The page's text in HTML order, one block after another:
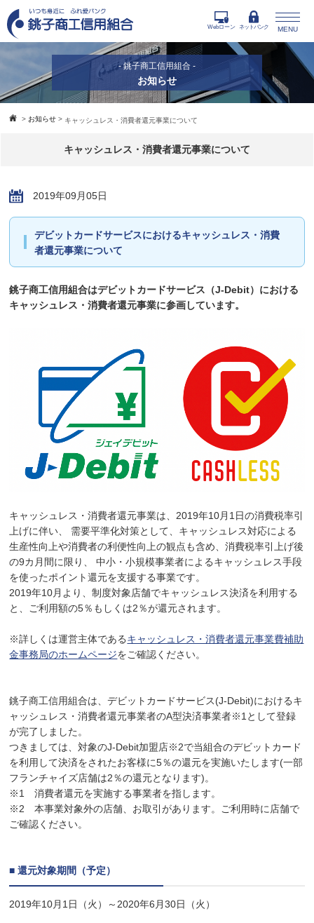
MENU
Webローン ネットバンク
- 銚子商工信用組合 -
お知らせ
> お知らせ > キャッシュレス・消費者還元事業について
キャッシュレス・消費者還元事業について
2019年09月05日
デビットカードサービスにおけるキャッシュレス・消費
者還元事業について
銚子商工信用組合はデビットカードサービス（J-Debit）における
キャッシュレス・消費者還元事業に参画しています。
キャッシュレス・消費者還元事業は、2019年10月1日の消費税率引
上げに伴い、 需要平準化対策として、キャッシュレス対応による
生産性向上や消費者の利便性向上の観点も含め、消費税率引上げ後
の9カ月間に限り、 中小・小規模事業者によるキャッシュレス手段
を使ったポイント還元を支援する事業です。
2019年10月より、制度対象店舗でキャッシュレス決済を利用する
と、ご利用額の5％もしくは2％が還元されます。
※詳しくは運営主体であるキャッシュレス・消費者還元事業費補助
金事務局のホームページをご確認ください。
銚子商工信用組合は、デビットカードサービス(J-Debit)におけるキ
ャッシュレス・消費者還元事業者のA型決済事業者※1として登録
が完了しました。
つきましては、対象のJ-Debit加盟店※2で当組合のデビットカード
を利用して決済をされたお客様に5％の還元を実施いたします(一部
フランチャイズ店舗は2％の還元となります)。
※1 消費者還元を実施する事業者を指します。
※2 本事業対象外の店舗、お取引があります。ご利用時に店舗で
ご確認ください。
■ 還元対象期間（予定）
2019年10月1日（火）～2020年6月30日（火）